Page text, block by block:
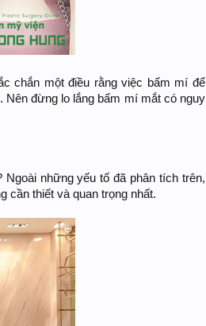
chắn một điều rằng việc bấm mí để
Nên đừng lo lắng bấm mí mắt có nguy
những yếu tố đã phân tích trên,
cần thiết và quan trọng nhất.